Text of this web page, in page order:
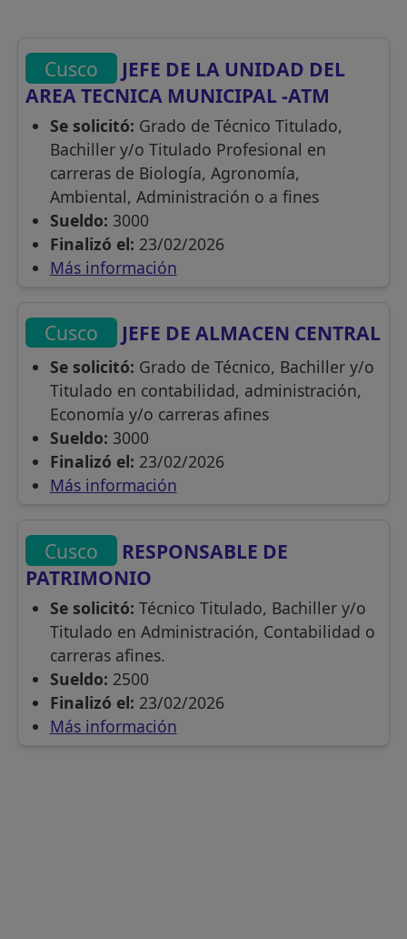
Cusco
JEFE DE LA UNIDAD DEL
AREA TECNICA MUNICIPAL -ATM
Se solicitó: Grado de Técnico Titulado,
Bachiller y/o Titulado Profesional en
carreras de Biología, Agronomía,
Ambiental, Administración o a fines
Sueldo: 3000
Finalizó el: 23/02/2026
Más información
Cusco JEFE DE ALMACEN CENTRAL
Se solicitó: Grado de Técnico, Bachiller y/o
Titulado en contabilidad, administración,
Economía y/o carreras afines
Sueldo: 3000
Finalizó el: 23/02/2026
Más información
Cusco
RESPONSABLE DE
PATRIMONIO
Se solicitó: Técnico Titulado, Bachiller y/o
Titulado en Administración, Contabilidad o
carreras afines.
Sueldo: 2500
Finalizó el: 23/02/2026
Más información